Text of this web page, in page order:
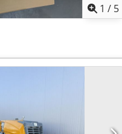
1 / 5